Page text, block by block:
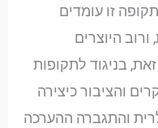
זו עומדים
ורוב היוצרים
בניגוד לתקופות
והציבור כיצירה
והתגברה ההערכה